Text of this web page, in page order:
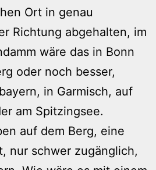
Ort in genau
Richtung abgehalten, im
wäre das in Bonn
oder noch besser,
in Garmisch, auf
am Spitzingsee.
auf dem Berg, eine
nur schwer zugänglich,